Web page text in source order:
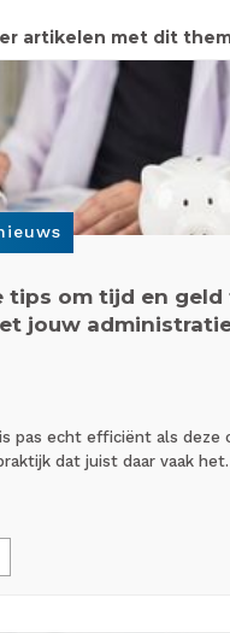
artikelen met dit
tips om tijd en geld
jouw
pas echt efficiënt als deze
dat juist daar vaak